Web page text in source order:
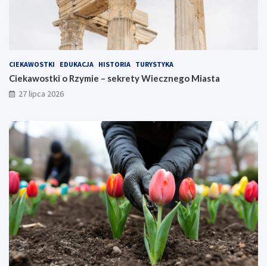
CIEKAWOSTKI EDUKACJA HISTORIA TURYSTYKA
Ciekawostki o Rzymie – sekrety Wiecznego Miasta
27 lipca 2026